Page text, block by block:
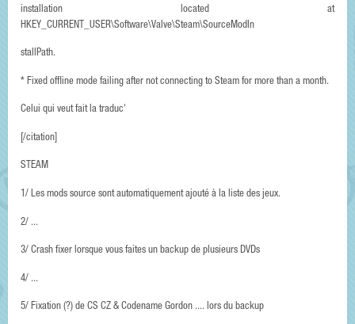
installation located at
HKEY_CURRENT_USER\Software\Valve\Steam\SourceModIn
stallPath.
* Fixed offline mode failing after not connecting to Steam for more than a month.
Celui qui veut fait la traduc'
[/citation]
STEAM
1/ Les mods source sont automatiquement ajouté à la liste des jeux.
2/ ...
3/ Crash fixer lorsque vous faites un backup de plusieurs DVDs
4/ ...
5/ Fixation (?) de CS CZ & Codename Gordon .... lors du backup